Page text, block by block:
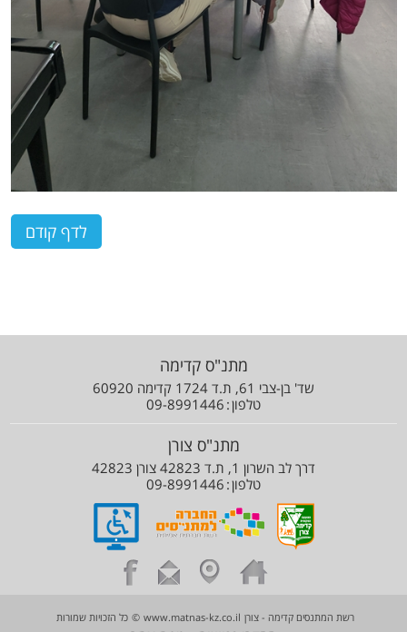
מתנ"ס קדימה
שד' בן-צבי 61, ת.ד 1724 קדימה 60920
טלפון
09-8991446
מתנ"ס צורן
דרך לב השרון 1, ת.ד 42823 צורן 42823
טלפון
09-8991446
רשת המתנסים קדימה - צורן www.matnas-kz.co.il
© כל הזכויות שמורות